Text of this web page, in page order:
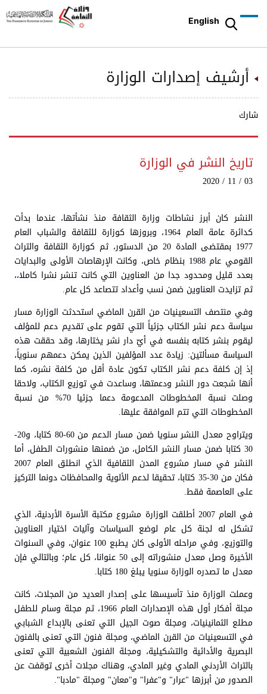
English
أرشيف إصدارات الوزارة
شارك
تاريخ النشر في الوزارة
03 / 11 / 2020
النشر كان أبرز نشاطات وزارة الثقافة منذ نشأتها، عندما بدأت
كدائرة عامة العام 1964، وبروزها كوزارة للثقافة والشباب العام
1977 بمقتضى المادة 20 من الدستور، ثم كوزارة الثقافة والتراث
القومي عام 1988 بنظام خاص، وكانت الإرهاصات الأولى والبدايات
بعدد قليل ومحدود جدا من العناوين التي كانت تنشر نشرا كاملا،،
ثم تزايدت العناوين ضمن نسب وأعداد تتصاعد كل عام.
وفي منتصف التسعينيات من القرن الماضي استحدثت الوزارة مسار
سياسة دعم نشر الكتاب جزئياً التي تقوم على تقديم دعم للمؤلف
ليقوم بنشر كتابه بنفسه في أيّ دار نشر يختارها، وقد حققت هذه
السياسة مسألتين: زيادة عدد المؤلفين الذين يمكن دعمهم سنوياً،
إذ إن كلفة دعم نشر الكتاب تكون عادة أقل من كلفة نشره، كما
أنها شجعت دور النشر ودعمتها، وساعدت في توزيع الكتاب، ولاحقا
وصلت نسبة المخطوطات المدعومة دعما جزئيا 70% من نسبة
المخطوطات التي تتم الموافقة عليها.
ويتراوح معدل النشر سنويا ضمن مسار الدعم من 60-80 كتابا، و20-
30 كتابا ضمن مسار النشر الكامل، من ضمنها منشورات الطفل، أما
النشر في مسار مشروع المدن الثقافية الذي انطلق العام 2007
فكان من 30-35 كتابا، تحقيقا لدعم الألوية والمحافظات دونما التركيز
على العاصمة فقط.
في العام 2007 أطلقت الوزارة مشروع مكتبة الأسرة الأردنية، الذي
تشكل له لجنة كل عام لوضع السياسات وآليات اختيار العناوين
والتوزيع، وفي مراحله الأولى كان يطبع 100 عنوان، وفي السنوات
الأخيرة وصل معدل منشوراته إلى 50 عنوانا، كل عام؛ وبالتالي فإن
معدل ما تصدره الوزارة سنويا يبلغ 180 كتابا.
وعملت الوزارة منذ تأسيسها على إصدار العديد من المجلات، كانت
مجلة أفكار أول هذه الإصدارات العام 1966، ثم مجلة وسام للطفل
مطلع الثمانينيات، ومجلة صوت الجيل التي تعنى بالإبداع الشبابي
في التسعينيات من القرن الماضي، ومجلة فنون التي تعنى بالفنون
البصرية والأدائية والتشكيلية، ومجلة الفنون الشعبية التي تعنى
بالتراث الأردني المادي وغير المادي، وهناك مجلات أخرى توقفت عن
الصدور من أبرزها "عرار" و"عفرا" و"معان" ومجلة "مادبا".